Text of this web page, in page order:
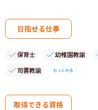
目指せる仕事
保育士 幼稚園教諭
司書教諭
もっとみる
取得できる資格